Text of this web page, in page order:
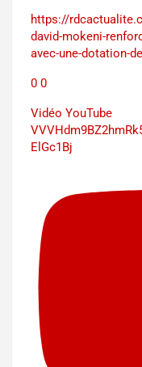
https://
david-mokeni-
avec-une-dotation-
0 0
Vidéo YouTube
ElGc1Bj